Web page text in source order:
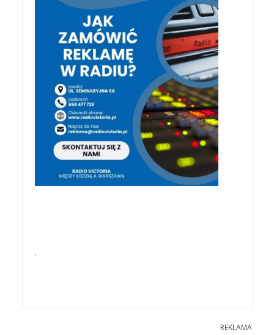
.
REKLAMA